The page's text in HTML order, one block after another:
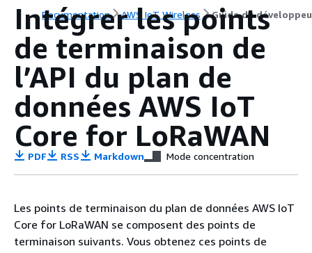
Documentation AWS IoT Wireless Guide du
Intégrer les points
de terminaison de
l’API du plan de
données AWS IoT
Core for LoRaWAN
PDF RSS Markdown Mode concentration
Les points de terminaison du plan de données AWS IoT
Core for LoRaWAN se composent des points de
terminaison suivants. Vous obtenez ces points de